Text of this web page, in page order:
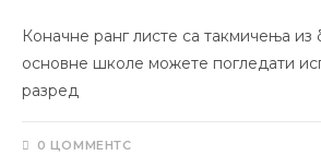
Коначне ранг листе са такмичења из
основне школе можете погледати
разред
0 ЦОММЕНТС